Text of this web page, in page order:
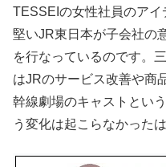
TESSEIの女性社員のア
堅いJR東日本が子会社の
を行なっているのです。
はJRのサービス改善や商
幹線劇場のキャストとい
う変化は起こらなかったは